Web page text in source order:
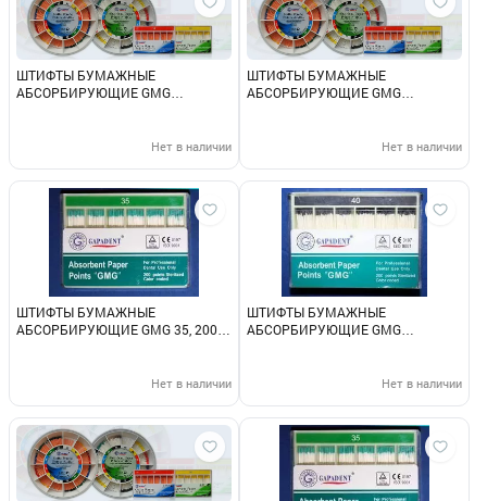
ШТИФТЫ БУМАЖНЫЕ
АБСОРБИРУЮЩИЕ GMG
Нет в наличии
ШТИФТЫ БУМАЖНЫЕ
АБСОРБИРУЮЩИЕ GMG
Нет в наличии
ШТИФТЫ БУМАЖНЫЕ
АБСОРБИРУЮЩИЕ GMG 35, 200
Нет в наличии
ШТИФТЫ БУМАЖНЫЕ
АБСОРБИРУЮЩИЕ GMG
Нет в наличии